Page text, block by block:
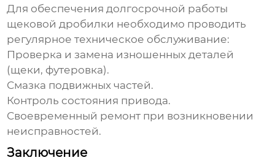
Для обеспечения долгосрочной работы
щековой дробилки необходимо проводить
регулярное техническое обслуживание:
Проверка и замена изношенных деталей
(щеки, футеровка).
Смазка подвижных частей.
Контроль состояния привода.
Своевременный ремонт при возникновении
неисправностей.
Заключение